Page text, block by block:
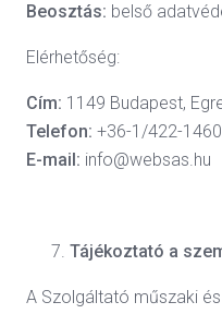
Beosztás: belső
Elérhetőség:
Cím: 1149 Budapest,
Telefon: +36-1/422-1460
E-mail: info@websas.hu
Tájékoztató a
A Szolgáltató műszaki